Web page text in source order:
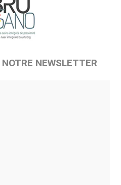
NEWSLETTER